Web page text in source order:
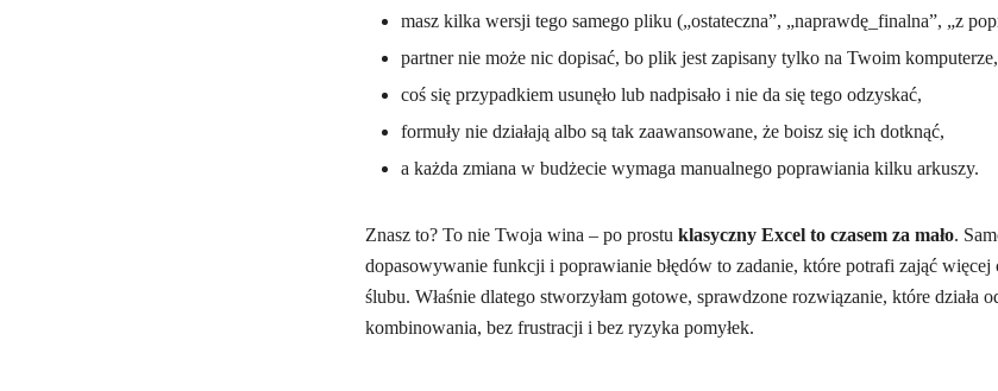
masz kilka wersji tego samego pliku („ostateczna”, „naprawdę_finalna”, „z
partner nie może nic dopisać, bo plik jest zapisany tylko na Twoim komputerze,
coś się przypadkiem usunęło lub nadpisało i nie da się tego odzyskać,
formuły nie działają albo są tak zaawansowane, że boisz się ich dotknąć,
a każda zmiana w budżecie wymaga manualnego poprawiania kilku arkuszy.
Znasz to? To nie Twoja wina – po prostu klasyczny Excel to czasem za mało.
dopasowywanie funkcji i poprawianie błędów to zadanie, które potrafi zająć więcej
ślubu. Właśnie dlatego stworzyłam gotowe, sprawdzone rozwiązanie, które działa
kombinowania, bez frustracji i bez ryzyka pomyłek.